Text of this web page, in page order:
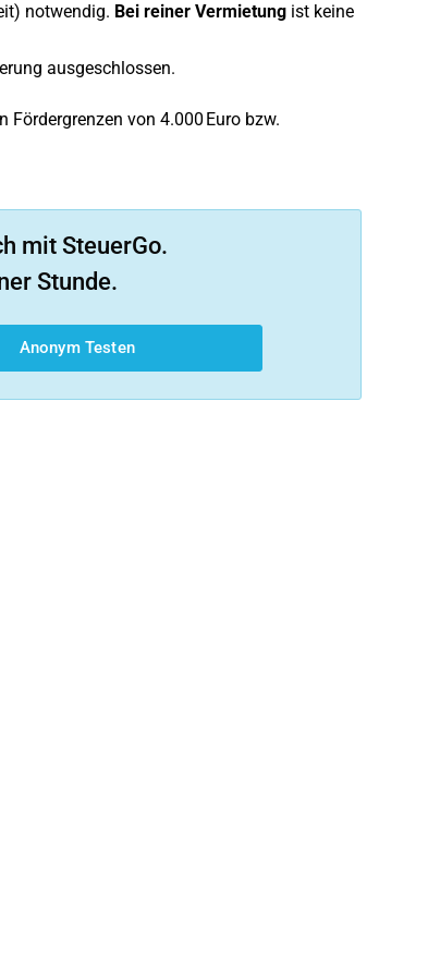
notwendig. Bei reiner Vermietungist keine
ausgeschlossen.
von 4.000 Euro bzw.
mit SteuerGo.
Stunde.
Anonym Testen